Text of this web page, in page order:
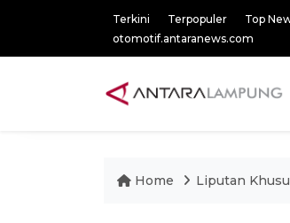
Terkini Terpopuler Top
otomotif.antaranews.com
Home Liputan